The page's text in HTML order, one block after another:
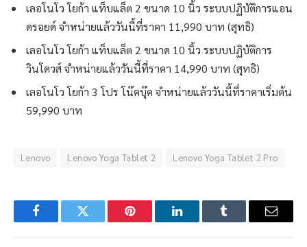
เลอโนโว โยก้า แท็บแล็ต 2 ขนาด 10 นิ้ว ระบบปฏิบัติการแอน
ดรอยด์ จำหน่ายแล้ววันนี้ที่ราคา 11,990 บาท (สุทธิ)
เลอโนโว โยก้า แท็บแล็ต 2 ขนาด 10 นิ้ว ระบบปฏิบัติการ
วินโดวส์ จำหน่ายแล้ววันนี้ที่ราคา 14,990 บาท (สุทธิ)
เลอโนโว โยก้า 3 โปร โน๊คบุ๊ค จำหน่ายแล้ววันนี้ที่ราคาเริ่มต้น
59,990 บาท
Lenovo Lenovo Yoga Tablet 2 Lenovo Yoga Tablet 2 Pro
FacebookTwitter Pinterest LinkedInTumblr Email